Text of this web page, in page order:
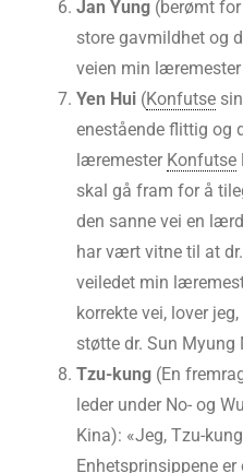
Jan Yung (berømt
store gavmildhet og
veien min læremester
Yen Hui (Konfutse
enestående flittig og
læremester Konfutse
skal gå fram for å
den sanne vei en
har vært vitne til at
veiledet min
korrekte vei, lover
støtte dr. Sun Myung
Tzu-kung (En
leder under No- og
Kina): «Jeg, Tzu-
Enhetsprinsippene er